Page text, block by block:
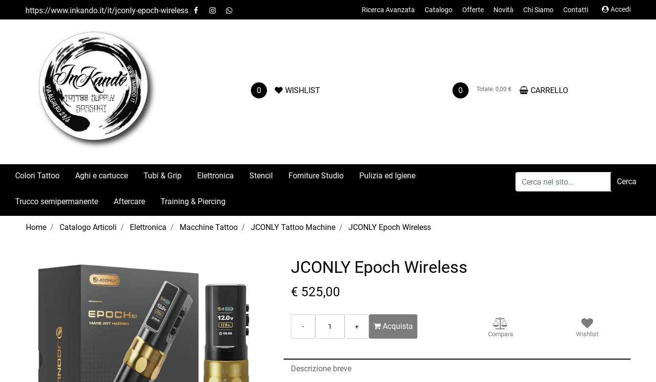
https://www.inkando.it/it/jconly-epoch-wireless Ricerca Avanzata Catalogo Offerte Novità Chi Siamo Contatti Accedi
0 WISHLIST 0 Totale:0,00 € CARRELLO
Colori Tattoo Aghi e cartucce Tubi & Grip Elettronica Stencil Forniture Studio Pulizia ed Igiene
Trucco semipermanente Aftercare Training & Piercing
Home Catalogo Articoli Elettronica Macchine Tattoo JCONLY Tattoo Machine JCONLY Epoch Wireless
JCONLY Epoch Wireless
€ 525,00
Acquista
Compara Wishlist
Descrizione breve